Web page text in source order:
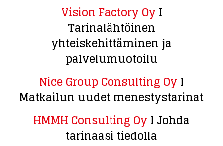
Vision Factory Oy I
Tarinalähtöinen
yhteiskehittäminen ja
palvelumuotoilu
Nice Group Consulting Oy I
Matkailun uudet menestystarinat
HMMH Consulting Oy I Johda
tarinaasi tiedolla